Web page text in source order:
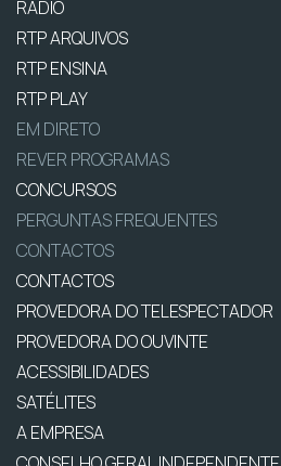
RÁDIO
RTP ARQUIVOS
RTP ENSINA
RTP PLAY
EM DIRETO
REVER PROGRAMAS
CONCURSOS
PERGUNTAS FREQUENTES
CONTACTOS
CONTACTOS
PROVEDORA DO TELESPECTADOR
PROVEDORA DO OUVINTE
ACESSIBILIDADES
SATÉLITES
A EMPRESA